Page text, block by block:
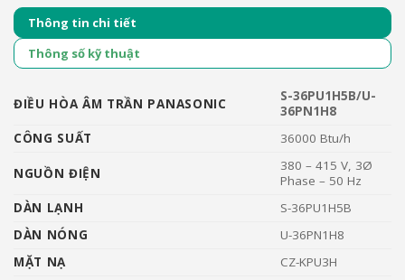
Thông tin chi tiết
Thông số kỹ thuật
ĐIỀU HÒA ÂM TRẦN PANASONIC
S-36PU1H5B/U-
36PN1H8
CÔNG SUẤT
36000 Btu/h
NGUỒN ĐIỆN
380 – 415 V, 3Ø
Phase – 50 Hz
DÀN LẠNH
S-36PU1H5B
DÀN NÓNG
U-36PN1H8
MẶT NẠ
CZ-KPU3H